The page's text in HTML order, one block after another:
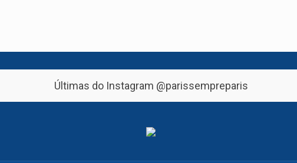
Últimas do Instagram @parissempreparis